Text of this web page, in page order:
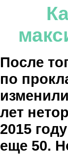
После
по
лет
2015
еще 50.